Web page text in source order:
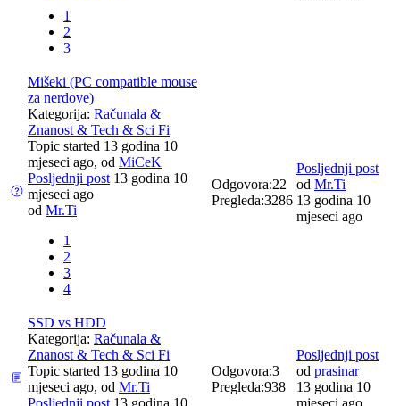
1
2
3
Mišeki (PC compatible mouse
za nerdove)
Kategorija: Računala &
Znanost & Tech & Sci Fi
Topic started 13 godina 10
mjeseci ago, od MiCeK
Posljednji post 13 godina 10
mjeseci ago
od Mr.Ti
1
2
3
4
Odgovora:22
Pregleda:3286
Posljednji post
od Mr.Ti
13 godina 10
mjeseci ago
SSD vs HDD
Kategorija: Računala &
Znanost & Tech & Sci Fi
Topic started 13 godina 10
mjeseci ago, od Mr.Ti
Posljednji post 13 godina 10
Odgovora:3
Pregleda:938
Posljednji post
od prasinar
13 godina 10
mjeseci ago